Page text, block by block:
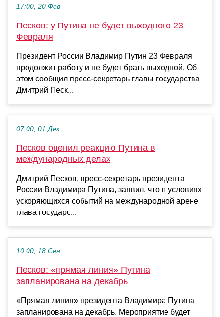
17:00, 20 Фев
Песков: у Путина не будет выходного 23
Февраля
Президент России Владимир Путин 23 Февраля
продолжит работу и не будет брать выходной. Об
этом сообщил пресс-секретарь главы государства
Дмитрий Песк...
07:00, 01 Дек
Песков оценил реакцию Путина в
международных делах
Дмитрий Песков, пресс-секретарь президента
России Владимира Путина, заявил, что в условиях
ускоряющихся событий на международной арене
глава государс...
10:00, 18 Сен
Песков: «прямая линия» Путина
запланирована на декабрь
«Прямая линия» президента Владимира Путина
запланирована на декабрь. Мероприятие будет